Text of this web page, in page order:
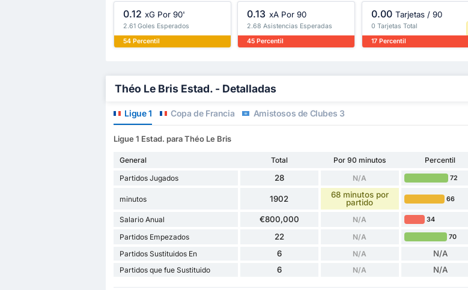
0.12 xG Por 90'
2.61 Goles Esperados
54 Percentil
0.13 xA Por 90
2.68 Asistencias Esperadas
45 Percentil
0.00 Tarjetas / 90
0 Tarjetas Total
17 Percentil
Théo Le Bris Estad. - Detalladas
Ligue 1 Copa de Francia Amistosos de Clubes 3
Ligue 1 Estad. para Théo Le Bris
General Total Por 90 minutos
Percentil
Partidos Jugados
28 N/A 72
minutos 1902
68 minutos por
partido
66
Salario Anual €800,000 N/A 34
Partidos Empezados 22 N/A 70
Partidos Sustituidos En 6 N/A N/A
Partidos que fue Sustituido 6 N/A N/A